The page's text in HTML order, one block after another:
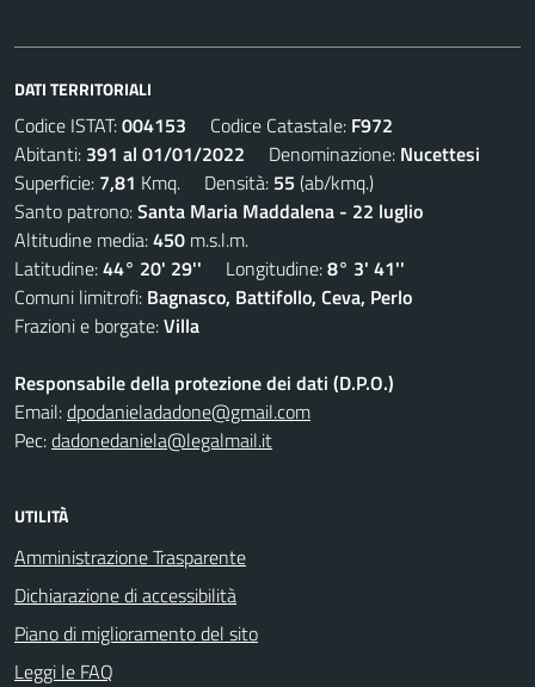
DATI TERRITORIALI
Codice ISTAT:004153 Codice Catastale: F972
Abitanti: 391 al 01/01/2022 Denominazione: Nucettesi
Superficie: 7,81 Kmq. Densità: 55 (ab/kmq.)
Santo patrono:Santa Maria Maddalena - 22 luglio
Altitudine media:450 m.s.l.m.
Latitudine:44° 20' 29'' Longitudine:8° 3' 41''
Comuni limitrofi: Bagnasco, Battifollo, Ceva, Perlo
Frazioni e borgate:Villa
Responsabile della protezione dei dati (D.P.O.)
Email:dpodanieladadone@gmail.com
Pec:dadonedaniela@legalmail.it
UTILITÀ
Amministrazione Trasparente
Dichiarazione di accessibilità
Piano di miglioramento del sito
Leggi le FAQ